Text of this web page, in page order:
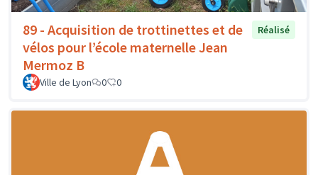
89 - Acquisition de trottinettes et de
vélos pour l’école maternelle Jean
Mermoz B
Réalisé
Ville de Lyon 0 0